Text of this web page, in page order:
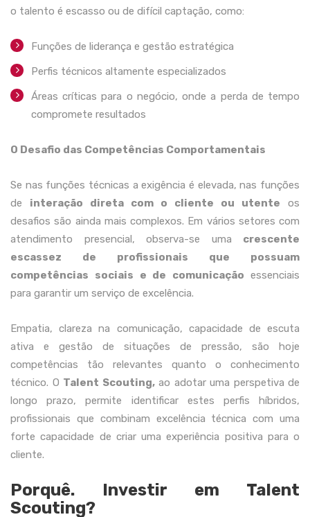
o talento é escasso ou de difícil captação, como:
Funções de liderança e gestão estratégica
Perfis técnicos altamente especializados
Áreas críticas para o negócio, onde a perda de tempo
compromete resultados
O Desafio das Competências Comportamentais
Se nas funções técnicas a exigência é elevada, nas funções
de interação direta com o cliente ou utente os
desafios são ainda mais complexos. Em vários setores com
atendimento presencial, observa-se uma crescente
escassez de profissionais que possuam
competências sociais e de comunicação essenciais
para garantir um serviço de excelência.
Empatia, clareza na comunicação, capacidade de escuta
ativa e gestão de situações de pressão, são hoje
competências tão relevantes quanto o conhecimento
técnico. O Talent Scouting,ao adotar uma perspetiva de
longo prazo, permite identificar estes perfis híbridos,
profissionais que combinam excelência técnica com uma
forte capacidade de criar uma experiência positiva para o
cliente.
Porquê. Investir em Talent
Scouting?